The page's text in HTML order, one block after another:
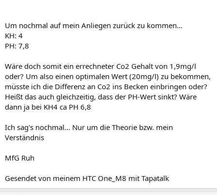
Um nochmal auf mein Anliegen zurück zu kommen...
KH: 4
PH: 7,8
Wäre doch somit ein errechneter Co2 Gehalt von 1,9mg/l
oder? Um also einen optimalen Wert (20mg/l) zu bekommen,
müsste ich die Differenz an Co2 ins Becken einbringen oder?
Heißt das auch gleichzeitig, dass der PH-Wert sinkt? Wäre
dann ja bei KH4 ca PH 6,8
Ich sag's nochmal... Nur um die Theorie bzw. mein
Verständnis
MfG Ruh
Gesendet von meinem HTC One_M8 mit Tapatalk